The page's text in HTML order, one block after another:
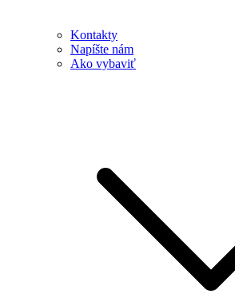
Kontakty
Napíšte nám
Ako vybaviť